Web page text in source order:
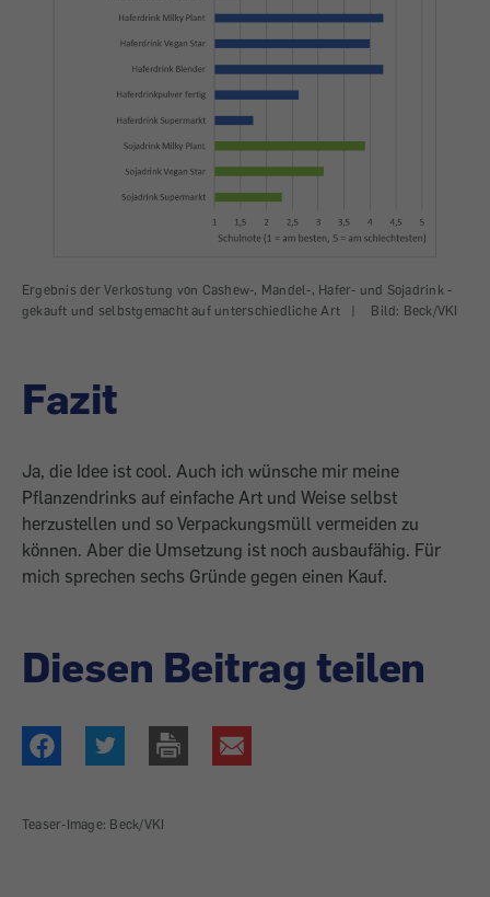
Ergebnis der Verkostung von Cashew-, Mandel-, Hafer- und Sojadrink -
gekauft und selbstgemacht auf unterschiedliche Art
| Bild: Beck/VKI
Fazit
Ja, die Idee ist cool. Auch ich wünsche mir meine
Pflanzendrinks auf einfache Art und Weise selbst
herzustellen und so Verpackungsmüll vermeiden zu
können. Aber die Umsetzung ist noch ausbaufähig. Für
mich sprechen sechs Gründe gegen einen Kauf.
Diesen Beitrag teilen
Teaser-Image: Beck/VKI